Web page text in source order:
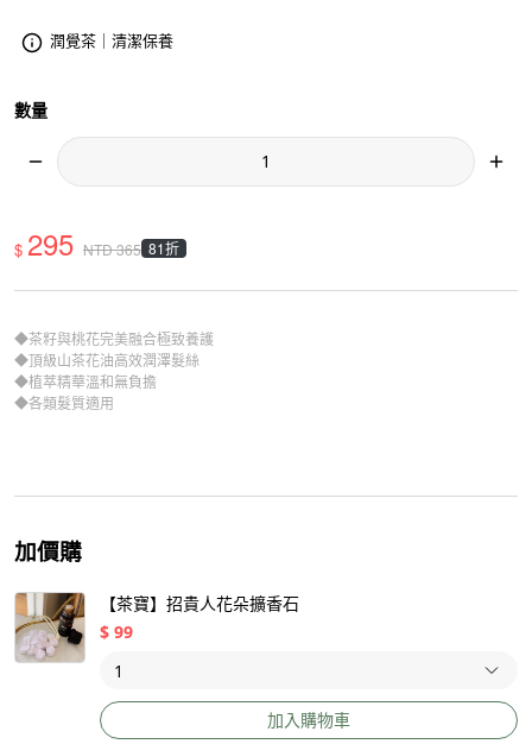
潤覺茶｜清潔保養
數量
$ 295 NTD365 81折
◆茶籽與桃花完美融合極致養護
◆頂級山茶花油高效潤澤髮絲
◆植萃精華溫和無負擔
◆各類髮質適用
加價購
【茶寶】招貴人花朵擴香石
$ 99
加入購物車